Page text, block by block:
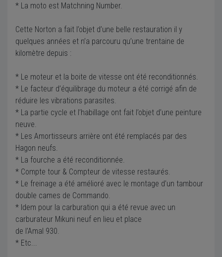
* La moto est Matchning Number.
Cette Norton a fait l’objet d’une belle restauration il y
quelques années et n’a parcouru qu’une trentaine de
kilomètre depuis :
* Le moteur et la boite de vitesse ont été reconditionnés.
* Le facteur d’équilibrage du moteur a été corrigé afin de
réduire les vibrations parasites.
* La partie cycle et l’habillage ont fait l’objet d’une peinture
neuve.
* Les Amortisseurs arrière ont été remplacés par des
Hagon neufs.
* La fourche a été reconditionnée.
* Compte tour & Compteur de vitesse restaurés.
* Le freinage a été amélioré avec le montage d’un tambour
double cames de Commando.
* Idem pour la carburation qui a été revue avec un
carburateur Mikuni neuf en lieu et place
de l’Amal 930.
* Etc...